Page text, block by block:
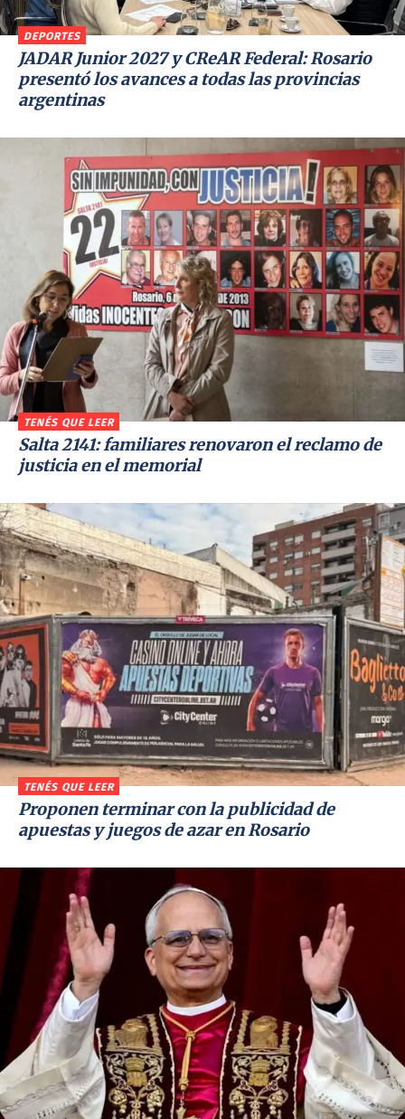
DEPORTES
JADAR Junior 2027 y CReAR Federal: Rosario
presentó los avances a todas las provincias
argentinas
TENÉS QUE LEER
Salta 2141: familiares renovaron el reclamo de
justicia en el memorial
TENÉS QUE LEER
Proponen terminar con la publicidad de
apuestas y juegos de azar en Rosario